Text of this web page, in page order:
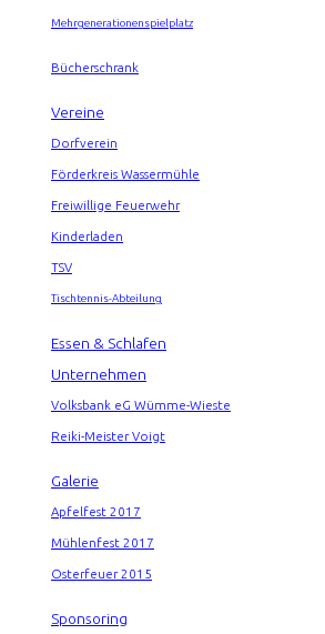
Mehrgenerationenspielplatz
Bücherschrank
Vereine
Dorfverein
Förderkreis Wassermühle
Freiwillige Feuerwehr
Kinderladen
TSV
Tischtennis-Abteilung
Essen & Schlafen
Unternehmen
Volksbank eG Wümme-Wieste
Reiki-Meister Voigt
Galerie
Apfelfest 2017
Mühlenfest 2017
Osterfeuer 2015
Sponsoring